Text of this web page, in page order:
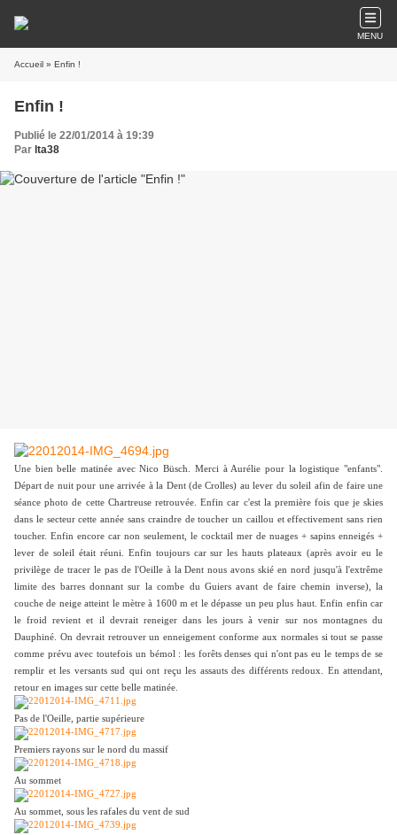
MENU
Accueil » Enfin !
Enfin !
Publié le 22/01/2014 à 19:39
Par lta38
Une bien belle matinée avec Nico Büsch. Merci à Aurélie pour la logistique "enfants".
Départ de nuit pour une arrivée à la Dent (de Crolles) au lever du soleil afin de faire une
séance photo de cette Chartreuse retrouvée. Enfin car c'est la première fois que je skies
dans le secteur cette année sans craindre de toucher un caillou et effectivement sans rien
toucher. Enfin encore car non seulement, le cocktail mer de nuages + sapins enneigés +
lever de soleil était réuni. Enfin toujours car sur les hauts plateaux (après avoir eu le
privilège de tracer le pas de l'Oeille à la Dent nous avons skié en nord jusqu'à l'extrême
limite des barres donnant sur la combe du Guiers avant de faire chemin inverse), la
couche de neige atteint le mètre à 1600 m et le dépasse un peu plus haut. Enfin enfin car
le froid revient et il devrait reneiger dans les jours à venir sur nos montagnes du
Dauphiné. On devrait retrouver un enneigement conforme aux normales si tout se passe
comme prévu avec toutefois un bémol : les forêts denses qui n'ont pas eu le temps de se
remplir et les versants sud qui ont reçu les assauts des différents redoux. En attendant,
retour en images sur cette belle matinée.
Pas de l'Oeille, partie supérieure
Premiers rayons sur le nord du massif
Au sommet
Au sommet, sous les rafales du vent de sud